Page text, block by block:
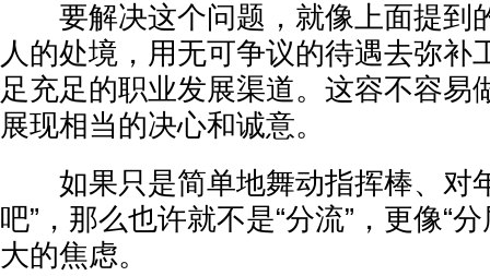
要解决这个问题，就像上面提到
人的处境，用无可争议的待遇去弥补
足充足的职业发展渠道。这容不容易
展现相当的决心和诚意。
如果只是简单地舞动指挥棒、对
吧”，那么也许就不是“分流”，更像“
大的焦虑。